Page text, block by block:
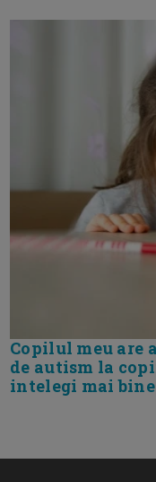
Copilul meu are
de autism la
intelegi mai